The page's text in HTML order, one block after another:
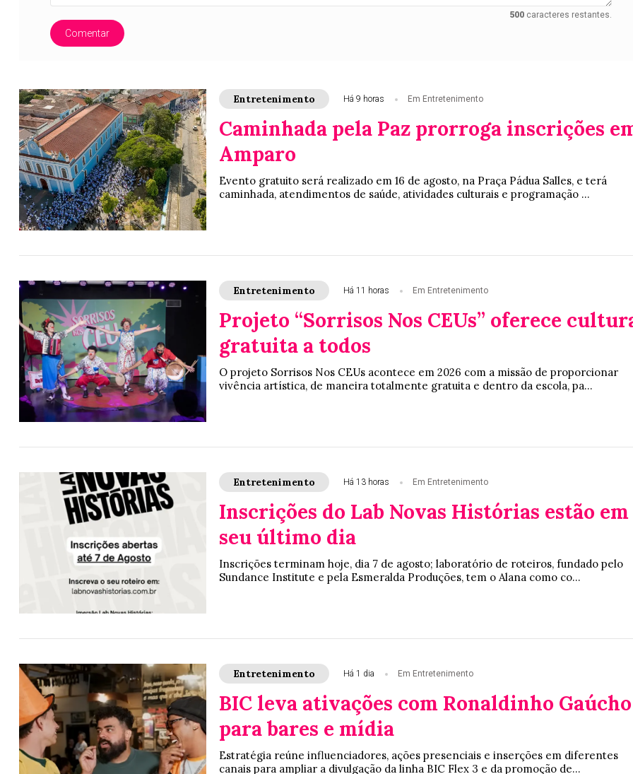
500caracteres restantes.
Comentar
Entretenimento Há 9 horas Em Entretenimento
Caminhada pela Paz prorroga inscrições
Amparo
Evento gratuito será realizado em 16 de agosto, na Praça Pádua Salles, e terá
caminhada, atendimentos de saúde, atividades culturais e programação ...
Entretenimento Há 11 horas Em Entretenimento
Projeto “Sorrisos Nos CEUs” oferece
gratuita a todos
O projeto Sorrisos Nos CEUs acontece em 2026 com a missão de proporcionar
vivência artística, de maneira totalmente gratuita e dentro da escola, pa...
Entretenimento Há 13 horas Em Entretenimento
Inscrições do Lab Novas Histórias estão em
seu último dia
Inscrições terminam hoje, dia 7 de agosto; laboratório de roteiros, fundado pelo
Sundance Institute e pela Esmeralda Produções, tem o Alana como co...
Entretenimento Há 1 dia Em Entretenimento
BIC leva ativações com Ronaldinho Gaúcho
para bares e mídia
Estratégia reúne influenciadores, ações presenciais e inserções em diferentes
canais para ampliar a divulgação da linha BIC Flex 3 e da promoção de...